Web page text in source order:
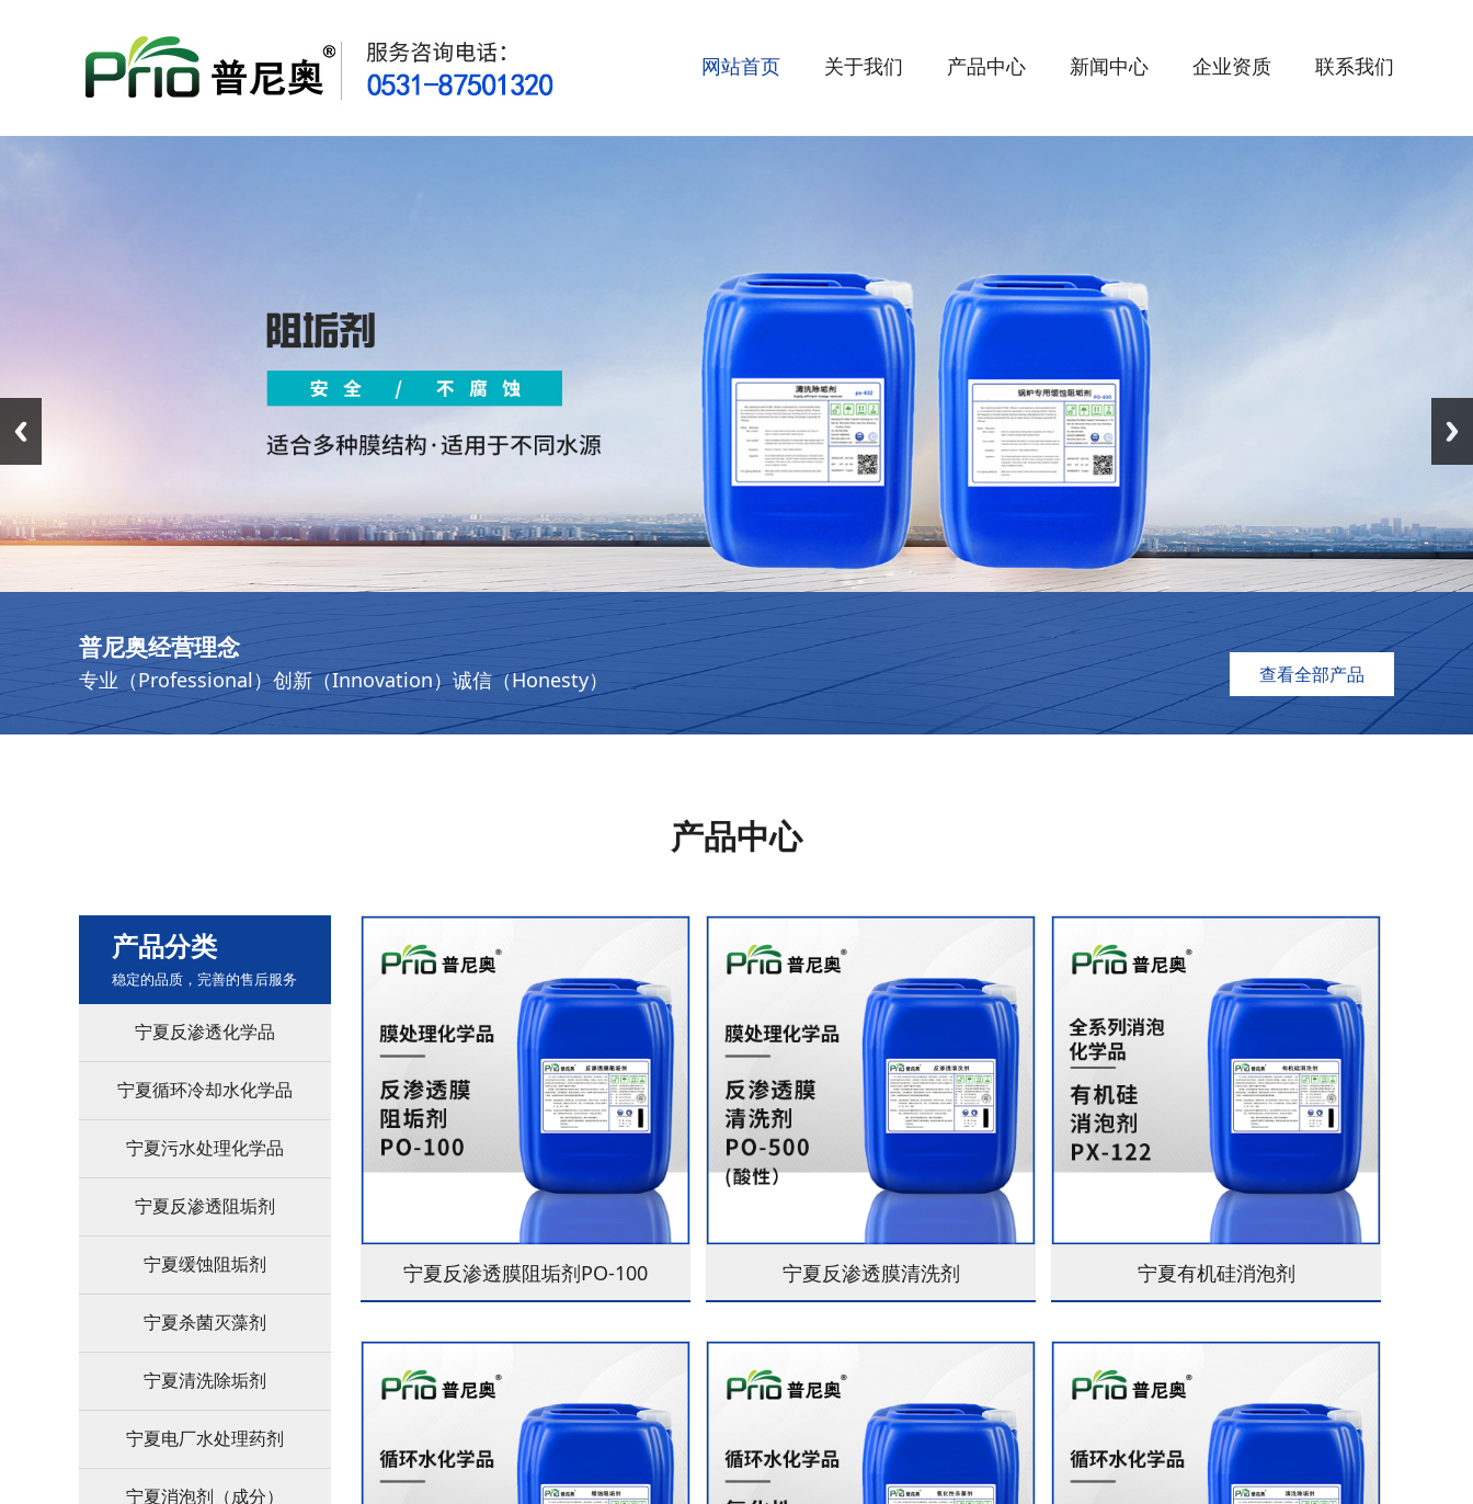
网站首页 关于我们 产品中心 新闻中心 企业资质 联系我们
普尼奥经营理念
专业（Professional）创新（Innovation）诚信（Honesty） 查看全部产品
产品中心
产品分类
稳定的品质，完善的售后服务
宁夏反渗透化学品
宁夏循环冷却水化学品
宁夏污水处理化学品
宁夏反渗透阻垢剂
宁夏缓蚀阻垢剂
宁夏杀菌灭藻剂
宁夏清洗除垢剂
宁夏电厂水处理药剂
宁夏消泡剂（成分）
宁夏反渗透膜阻垢剂PO-100 宁夏反渗透膜清洗剂 宁夏有机硅消泡剂